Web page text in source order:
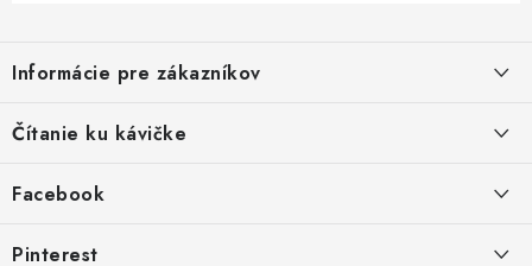
p
ä
Informácie pre zákazníkov
Čítanie ku kávičke
Facebook
Pinterest